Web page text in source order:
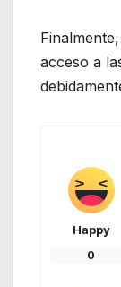
acceso a
Happy
0